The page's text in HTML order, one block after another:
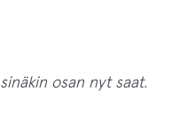
osan nyt saat.